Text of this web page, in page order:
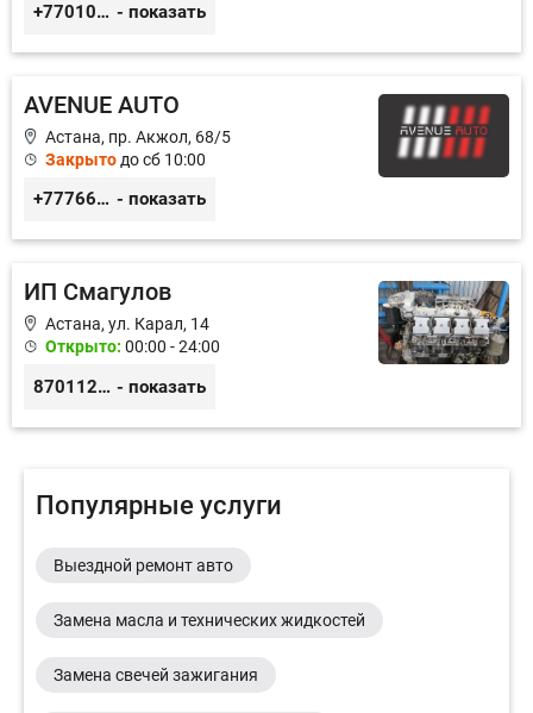
+77010626565 - показать
AVENUE AUTO
Астана, пр. Акжол, 68/5
Закрыто до сб 10:00
+77766857788 - показать
ИП Смагулов
Астана, ул. Карал, 14
Открыто: 00:00 - 24:00
87011245925 - показать
Популярные услуги
Выездной ремонт авто
Замена масла и технических жидкостей
Замена свечей зажигания